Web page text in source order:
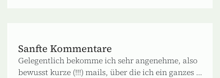
Sanfte Kommentare
Gelegentlich bekomme ich sehr angenehme, also
bewusst kurze (!!!) mails, über die ich ein ganzes ...